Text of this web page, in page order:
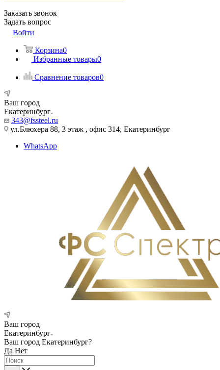
Заказать звонок
Задать вопрос
Войти
Корзина0
Избранные товары0
Сравнение товаров0
Ваш город
Екатеринбург
343@fssteel.ru
ул.Блюхера 88, 3 этаж , офис 314, Екатеринбург
WhatsApp
Ваш город
Екатеринбург
Ваш город Екатеринбург?
Да Нет